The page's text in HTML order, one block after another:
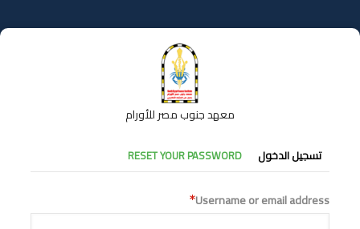
إلى
المحتوى
معهد جنوب مصر للأورام
التبويبات
الأساسية
تسجيل الدخول RESET YOUR PASSWORD
Username or email address